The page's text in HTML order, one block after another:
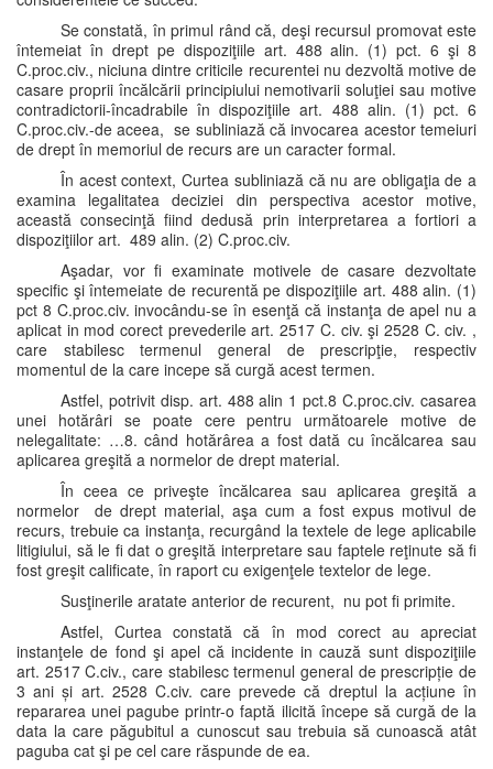
Se constată, în primul rând că, deşi recursul promovat este
întemeiat în drept pe dispoziţiile art. 488 alin. (1) pct. 6 şi 8
C.proc.civ., niciuna dintre criticile recurentei nu dezvoltă motive de
casare proprii încălcării principiului nemotivarii soluţiei sau motive
contradictorii-încadrabile în dispoziţiile art. 488 alin. (1) pct. 6
C.proc.civ.-de aceea, se subliniază că invocarea acestor temeiuri
de drept în memoriul de recurs are un caracter formal.
În acest context, Curtea subliniază că nu are obligaţia de a
examina legalitatea deciziei din perspectiva acestor motive,
această consecinţă fiind dedusă prin interpretarea a fortiori a
dispoziţiilor art. 489 alin. (2) C.proc.civ.
Aşadar, vor fi examinate motivele de casare dezvoltate
specific şi întemeiate de recurentă pe dispoziţiile art. 488 alin. (1)
pct 8 C.proc.civ. invocându-se în esenţă că instanţa de apel nu a
aplicat in mod corect prevederile art. 2517 C. civ. şi 2528 C. civ. ,
care stabilesc termenul general de prescripţie, respectiv
momentul de la care incepe să curgă acest termen.
Astfel, potrivit disp. art. 488 alin 1 pct.8 C.proc.civ. casarea
unei hotărâri se poate cere pentru următoarele motive de
nelegalitate: …8. când hotărârea a fost dată cu încălcarea sau
aplicarea greşită a normelor de drept material.
În ceea ce priveşte încălcarea sau aplicarea greşită a
normelor de drept material, aşa cum a fost expus motivul de
recurs, trebuie ca instanţa, recurgând la textele de lege aplicabile
litigiului, să le fi dat o greşită interpretare sau faptele reţinute să fi
fost greşit calificate, în raport cu exigenţele textelor de lege.
Susţinerile aratate anterior de recurent, nu pot fi primite.
Astfel, Curtea constată că în mod corect au apreciat
instanţele de fond şi apel că incidente in cauză sunt dispoziţiile
art. 2517 C.civ., care stabilesc termenul general de prescripție de
3 ani și art. 2528 C.civ. care prevede că dreptul la acțiune în
repararea unei pagube printr-o faptă ilicită începe să curgă de la
data la care păgubitul a cunoscut sau trebuia să cunoască atât
paguba cat şi pe cel care răspunde de ea.